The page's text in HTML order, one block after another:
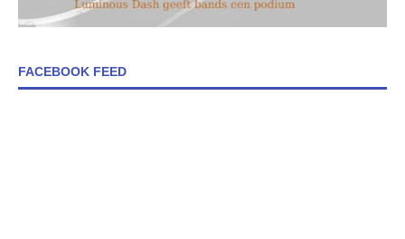
FACEBOOK FEED